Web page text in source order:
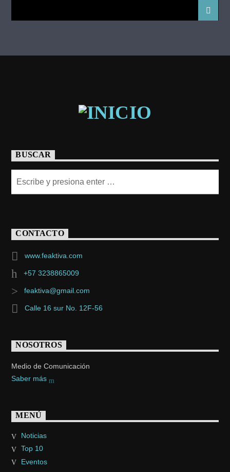
BUSCAR
CONTACTO
www.feaktiva.com
+57 3238865009
feaktiva@gmail.com
Calle 16 sur No. 12F-56
NOSOTROS
Medio de Comunicación
Saber más
MENÚ
Noticias
Top 10
Eventos